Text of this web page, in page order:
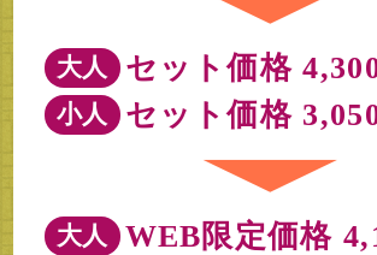
大人 セット価格
小人
セット価格
大人 WEB限定価格